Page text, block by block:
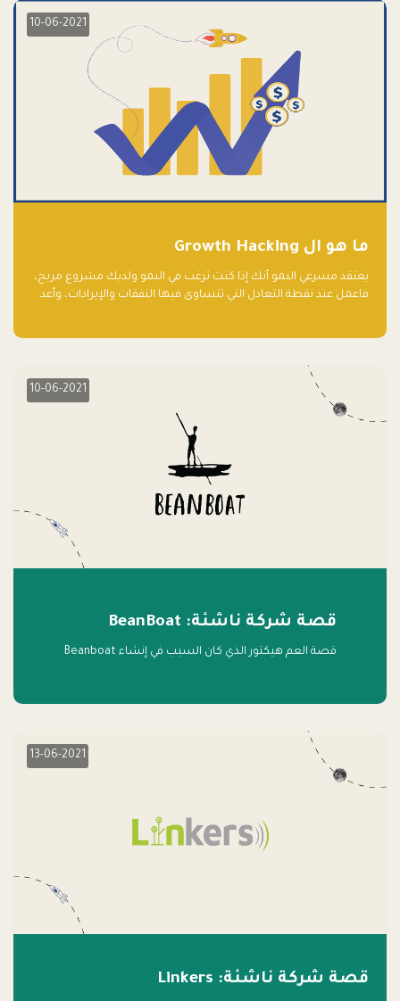
10-06-2021
ما هو ال Growth Hacking
يعتقد مسرعي النمو أنك إذا كنت ترغب في النمو ولديك مشروع مربح،
فاعمل عند نقطة التعادل التي تتساوى فيها النفقات والإيرادات، وأعد
10-06-2021
قصة شركة ناشئة: BeanBoat
قصة العم هيكتور الذي كان السبب في إنشاء Beanboat
13-06-2021
قصة شركة ناشئة: Linkers